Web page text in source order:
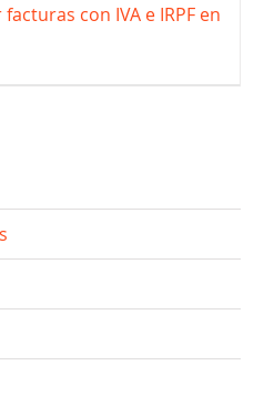
con IVA e IRPF en